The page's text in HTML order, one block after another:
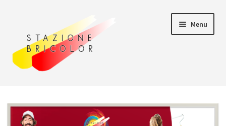
navigazione
contenuto
Menu
Carrello